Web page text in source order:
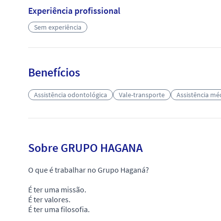
Experiência profissional
Sem experiência
Benefícios
Assistência odontológica Vale-transporte Assistência
Sobre GRUPO HAGANA
O que é trabalhar no Grupo Haganá?
É ter uma missão.
É ter valores.
É ter uma filosofia.